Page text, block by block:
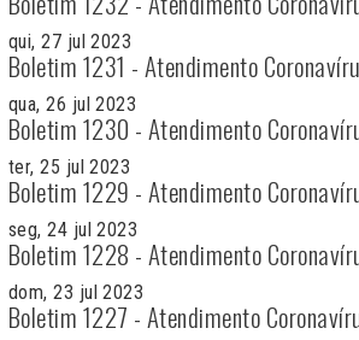
qui, 27 jul 2023
Boletim 1231 - Atendimento
qua, 26 jul 2023
Boletim 1230 - Atendimento
ter, 25 jul 2023
Boletim 1229 - Atendimento
seg, 24 jul 2023
Boletim 1228 - Atendimento
dom, 23 jul 2023
Boletim 1227 - Atendimento